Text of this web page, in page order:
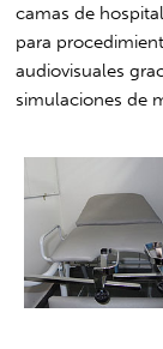
camas de
para
audiovisuales
simulaciones de